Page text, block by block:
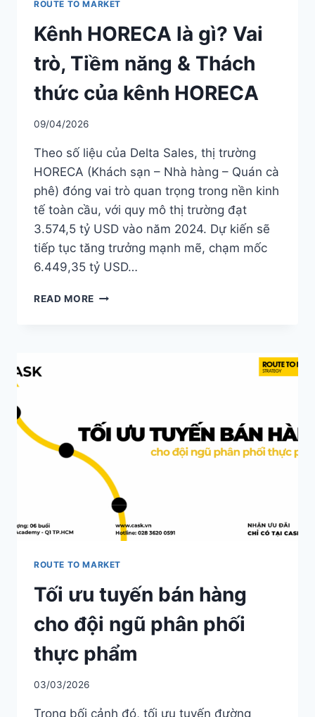
ROUTE TO MARKET
Kênh HORECA là gì? Vai
trò, Tiềm năng & Thách
thức của kênh HORECA
09/04/2026
Theo số liệu của Delta Sales, thị trường
HORECA (Khách sạn – Nhà hàng – Quán cà
phê) đóng vai trò quan trọng trong nền kinh
tế toàn cầu, với quy mô thị trường đạt
3.574,5 tỷ USD vào năm 2024. Dự kiến sẽ
tiếp tục tăng trưởng mạnh mẽ, chạm mốc
6.449,35 tỷ USD…
READ MORE KÊNH
THÁCH
THỨC
CỦA
KÊNH
HORECA
ROUTE TO MARKET
Tối ưu tuyến bán hàng
cho đội ngũ phân phối
thực phẩm
03/03/2026
Trong bối cảnh đó, tối ưu tuyến đường